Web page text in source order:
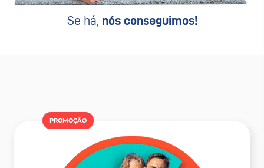
Se há, nós conseguimos!
PROMOÇÂO